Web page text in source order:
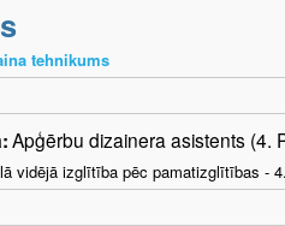
tehnikums
Apģērbu dizainera asistents (4.
vidējā izglītība pēc pamatizglītības -